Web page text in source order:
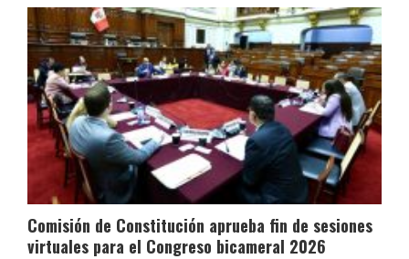
Comisión de Constitución aprueba fin de sesiones
virtuales para el Congreso bicameral 2026